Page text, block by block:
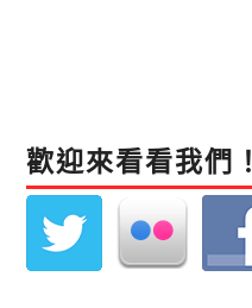
歡迎來看看我們！